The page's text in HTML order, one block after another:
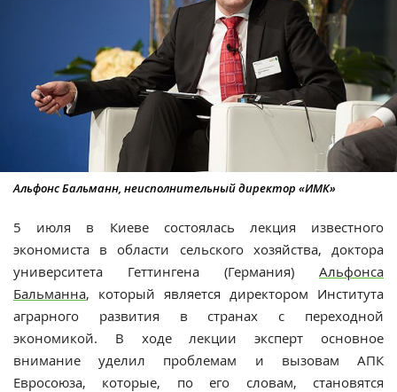
Альфонс Бальманн, неисполнительный директор «ИМК»
5 июля в Киеве состоялась лекция известного
экономиста в области сельского хозяйства, доктора
университета Геттингена (Германия) Альфонса
Бальманна, который является директором Института
аграрного развития в странах с переходной
экономикой. В ходе лекции эксперт основное
внимание уделил проблемам и вызовам АПК
Евросоюза, которые, по его словам, становятся